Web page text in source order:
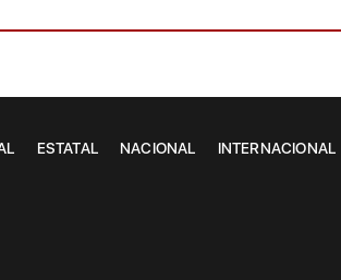
ESTATAL NACIONAL INTERNACIONAL